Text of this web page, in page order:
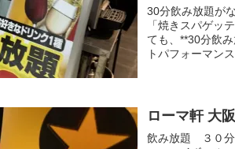
30分飲み放題が
「焼きスパゲッ
ても、**30分飲
トパフォーマン
ローマ軒 大
飲み放題 ３０分